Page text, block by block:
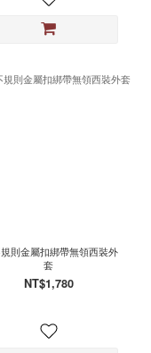
則金屬扣綁帶無領西裝外
套
NT$1,780